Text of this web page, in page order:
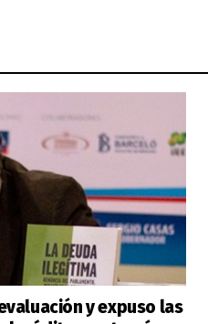
y expuso las